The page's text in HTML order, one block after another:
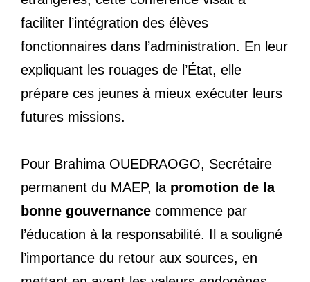
faciliter l’intégration des élèves
fonctionnaires dans l’administration. En leur
expliquant les rouages de l’État, elle
prépare ces jeunes à mieux exécuter leurs
futures missions.
Pour Brahima OUEDRAOGO, Secrétaire
permanent du MAEP, la promotion de la
bonne gouvernance commence par
l’éducation à la responsabilité. Il a souligné
l’importance du retour aux sources, en